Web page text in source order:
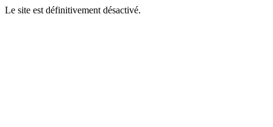
Le site est définitivement désactivé.